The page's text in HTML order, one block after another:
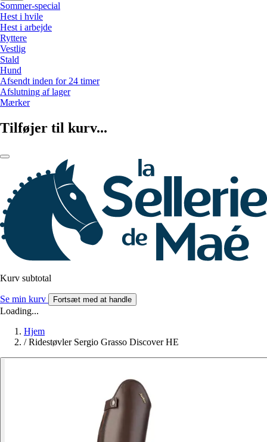
Sommer-special
Hest i hvile
Hest i arbejde
Ryttere
Vestlig
Stald
Hund
Afsendt inden for 24 timer
Afslutning af lager
Mærker
Tilføjer til kurv...
Kurv subtotal
Se min kurv Fortsæt med at handle
Loading...
Hjem
/ Ridestøvler Sergio Grasso Discover HE